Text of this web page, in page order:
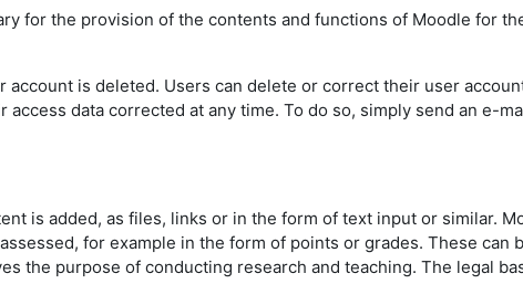
for the provision of the contents and functions of Moodle for
is deleted. Users can delete or correct their user
access data corrected at any time. To do so, simply send an e-
is added, as files, links or in the form of text input or similar.
for example in the form of points or grades. These
the purpose of conducting research and teaching. The legal